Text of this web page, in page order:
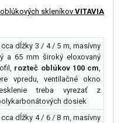
skleníkov VITAVIA
dĺžky 3 / 4 / 5 m, masívny
a 65 mm široký eloxovaný
rozteč oblúkov 100 cm
vpredu, ventilačné okno
treba vyrezať z
dosiek
dĺžky 4 / 6 / 8 m, masívny